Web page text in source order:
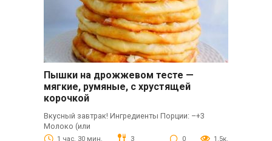
Пышки на дрожжевом тесте —
мягкие, румяные, с хрустящей
корочкой
Вкусный завтрак! Ингредиенты Порции: –+3
Молоко (или
1 час. 30 мин. 3 0 1.5к.